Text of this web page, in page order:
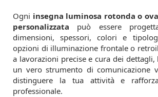
Ogni insegna luminosa rotonda o
personalizzata può essere
dimensioni, spessori, colori e
opzioni di illuminazione frontale o
a lavorazioni precise e cura dei dettagli,
un vero strumento di comunicazione
distinguere la tua attività e
professionale.